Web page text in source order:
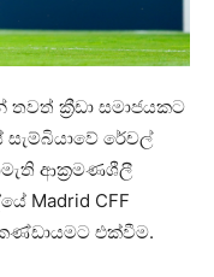
තවත් ක්‍රීඩා සමාජයකට
රේචල්
ආක්‍රමණශීලී
Madrid CFF
එක්වීම.